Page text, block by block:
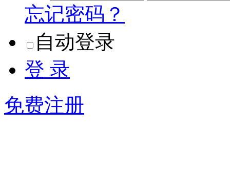
忘记密码？
自动登录
登 录
免费注册